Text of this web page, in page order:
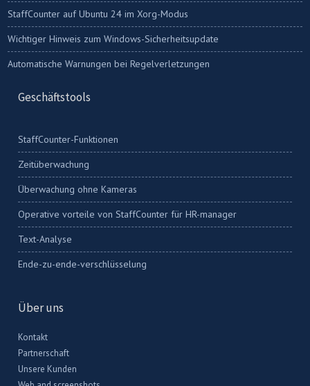
StaffCounter auf Ubuntu 24 im Xorg-Modus
Wichtiger Hinweis zum Windows-Sicherheitsupdate
Automatische Warnungen bei Regelverletzungen
Geschäftstools
StaffCounter-Funktionen
Zeitüberwachung
Überwachung ohne Kameras
Operative vorteile von StaffCounter für HR-manager
Text-Analyse
Ende-zu-ende-verschlüsselung
Über uns
Kontakt
Partnerschaft
Unsere Kunden